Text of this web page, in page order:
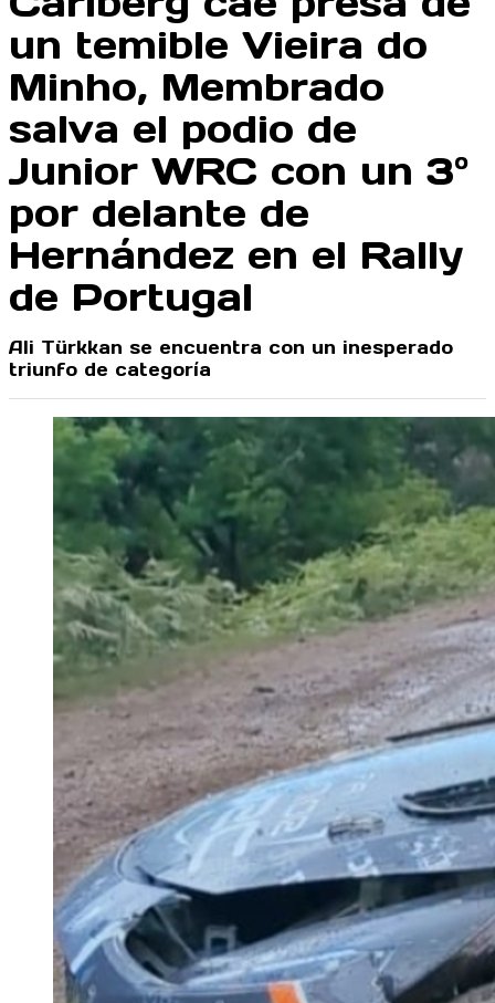
un temible Vieira do
Minho, Membrado
salva el podio de
Junior WRC con un 3º
por delante de
Hernández en el Rally
de Portugal
Ali Türkkan se encuentra con un inesperado
triunfo de categoría